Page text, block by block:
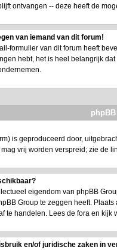
ontvangen -- deze heeft de
van iemand van dit forum!
formulier van dit forum heeft
hebt, het is heel belangrijk
is geproduceerd door,
vrij worden verspreid; zie de
eigendom van phpBB
Group te zeggen heeft.
te handelen. Lees de fora en
en/of juridische zaken in